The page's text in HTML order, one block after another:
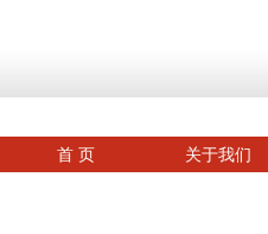
首 页 关于我们